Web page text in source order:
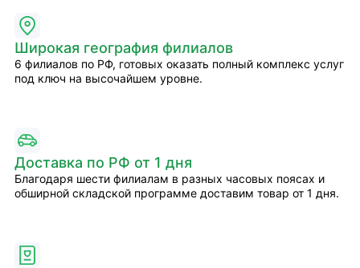
Широкая география филиалов
6 филиалов по РФ, готовых оказать полный комплекс услуг
под ключ на высочайшем уровне.
Доставка по РФ от 1 дня
Благодаря шести филиалам в разных часовых поясах и
обширной складской программе доставим товар от 1 дня.